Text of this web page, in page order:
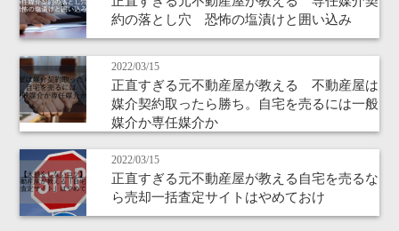
約の落とし穴 恐怖の塩漬けと囲い込み
2022/03/15
正直すぎる元不動産屋が教える 不動産屋は
媒介契約取ったら勝ち。自宅を売るには一般
媒介か専任媒介か
2022/03/15
正直すぎる元不動産屋が教える自宅を売るな
ら売却一括査定サイトはやめておけ